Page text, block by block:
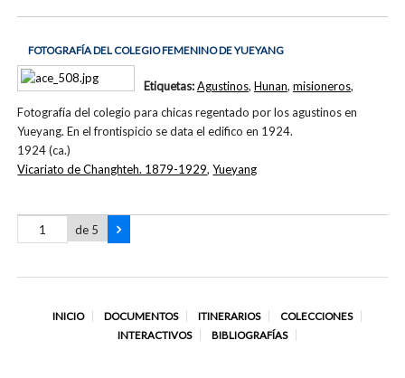
FOTOGRAFÍA DEL COLEGIO FEMENINO DE YUEYANG
Fotografía del colegio para chicas regentado por los agustinos en
Yueyang. En el frontispicio se data el edifico en 1924.
1924 (ca.)
Etiquetas:Agustinos, Hunan, misioneros,
Vicariato de Changhteh. 1879-1929,Yueyang
de 5
INICIO DOCUMENTOS ITINERARIOS
COLECCIONES
INTERACTIVOS
BIBLIOGRAFÍAS